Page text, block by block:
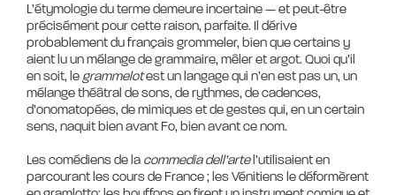
L’étymologie du terme demeure incertaine — et peut-être
précisément pour cette raison, parfaite. Il dérive
probablement du français grommeler, bien que certains y
aient lu un mélange de grammaire, mêler et argot. Quoi qu’il
en soit, legrammelotest un langage qui n’en est pas un, un
mélange théâtral de sons, de rythmes, de cadences,
d’onomatopées, de mimiques et de gestes qui, en un certain
sens, naquit bien avant Fo, bien avant ce nom.
Les comédiens de la commedia dell’artel’utilisaient en
parcourant les cours de France ; les Vénitiens le déformèrent